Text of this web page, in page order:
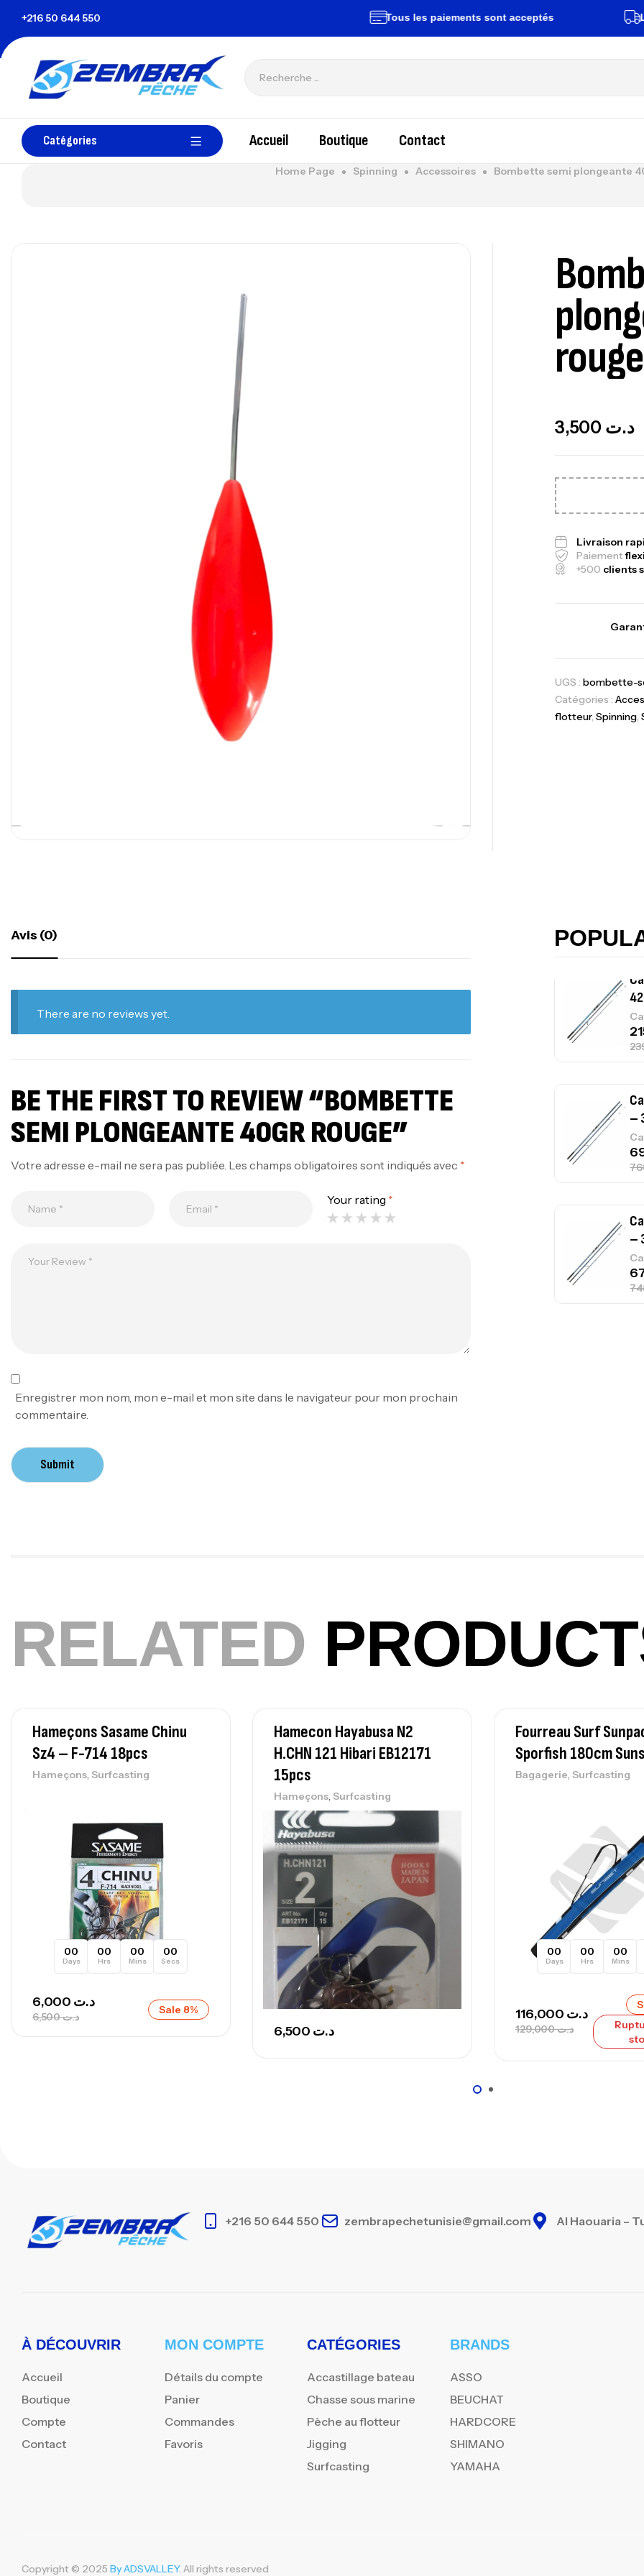
+216 50 644 550 Tous les paiements sont acceptés
Catégories Accueil Boutique Contact
Home Page Spinning Accessoires Bombette semi plongeante
rouge
د.ت 3,500
Livraison
Paiement
+500 clients
UGS : bombette-
Catégories :
flotteur, Spinning,
Avis (0)
There are no reviews yet.
BE THE FIRST TO REVIEW “BOMBETTE
SEMI PLONGEANTE 40GR ROUGE”
Votre adresse e-mail ne sera pas publiée. Les champs obligatoires sont indiqués avec *
Your rating *
Enregistrer mon nom, mon e-mail et mon site dans le navigateur pour mon prochain
commentaire.
Submit
–
–
RELATED
Hameçons Sasame Chinu
Sz4 – F-714 18pcs
Hameçons Surfcasting
00
Days
00
Hrs
00
Mins
00
Secs
د.ت6,500
د.ت Sale 8%
Hamecon Hayabusa N2
H.CHN 121 Hibari EB12171
15pcs
Hameçons Surfcasting
د.ت
Fourreau Surf
Sporfish 180cm
Bagagerie Surfcasting
00
Days
00
Hrs
00
Mins
د.ت129,000
د.ت
+216 50 644 550 zembrapechetunisie@gmail.com Al Haouaria –
À DÉCOUVRIR
Accueil
Boutique
Compte
Contact
MON COMPTE
Détails du compte
Panier
Commandes
Favoris
CATÉGORIES
Accastillage bateau
Chasse sous marine
Pèche au flotteur
Jigging
Surfcasting
BRANDS
ASSO
BEUCHAT
HARDCORE
SHIMANO
YAMAHA
Copyright © 2025 By ADSVALLEY. All rights reserved